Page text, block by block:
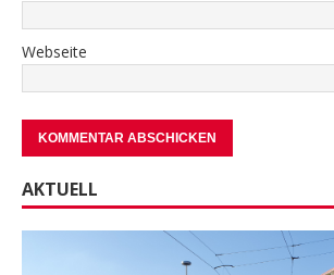
Webseite
AKTUELL